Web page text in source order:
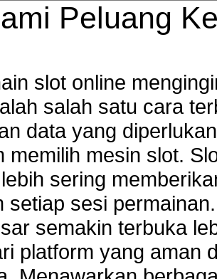
Peluang
slot online
salah satu cara
data yang
memilih mesin slot.
sering
setiap sesi
semakin terbuka
platform yang aman